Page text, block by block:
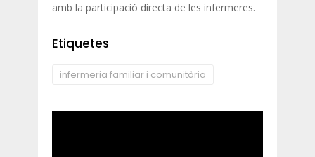
amb la participació directa de les infermeres.
Etiquetes
infermeria familiar i comunitària